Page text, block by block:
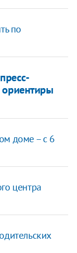
по
доме – с 6
центра